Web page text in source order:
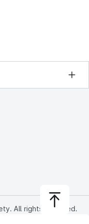
All rights reserved.